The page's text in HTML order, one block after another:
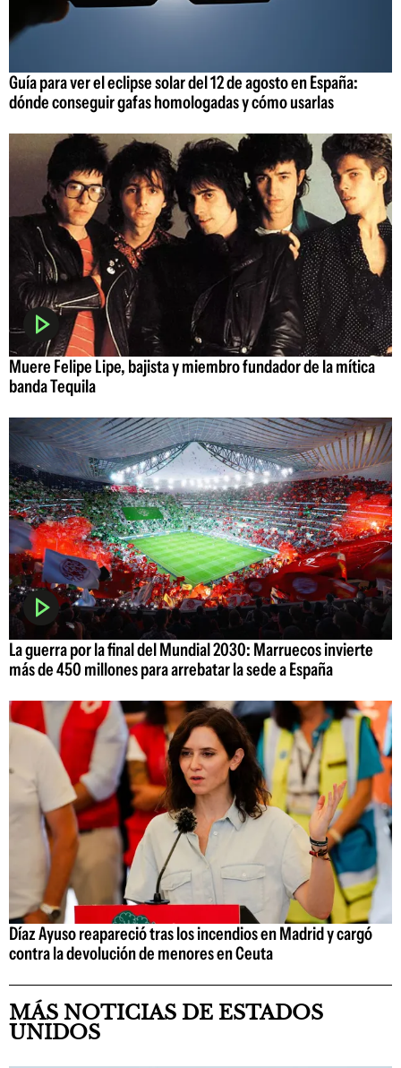
Guía para ver el eclipse solar del 12 de agosto en España:
dónde conseguir gafas homologadas y cómo usarlas
Muere Felipe Lipe, bajista y miembro fundador de la mítica
banda Tequila
La guerra por la final del Mundial 2030: Marruecos invierte
más de 450 millones para arrebatar la sede a España
Díaz Ayuso reapareció tras los incendios en Madrid y cargó
contra la devolución de menores en Ceuta
MÁS NOTICIAS DE ESTADOS
UNIDOS